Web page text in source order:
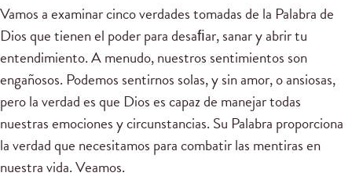
Vamos a examinar cinco verdades tomadas de la Palabra de
Dios que tienen el poder para desaﬁar, sanar y abrir tu
entendimiento. A menudo, nuestros sentimientos son
engañosos. Podemos sentirnos solas, y sin amor, o ansiosas,
pero la verdad es que Dios es capaz de manejar todas
nuestras emociones y circunstancias. Su Palabra proporciona
la verdad que necesitamos para combatir las mentiras en
nuestra vida. Veamos.